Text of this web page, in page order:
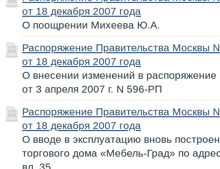
от 18 декабря 2007 года
О поощрении Михеева Ю.А.
Распоряжение Правительства Москвы
от 18 декабря 2007 года
О внесении изменений в
от 3 апреля 2007 г. N 596-РП
Распоряжение Правительства Москвы
от 18 декабря 2007 года
О вводе в эксплуатацию вновь
торгового дома «Мебель-Град» по